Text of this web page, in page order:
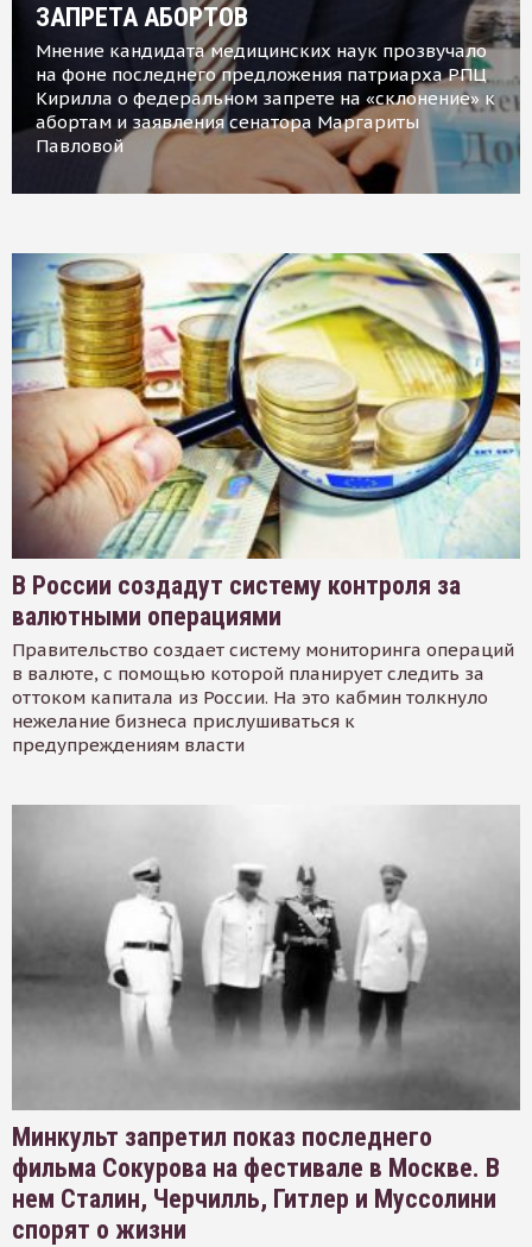
ЗАПРЕТА АБОРТОВ
Мнение кандидата медицинских наук прозвучало
на фоне последнего предложения патриарха РПЦ
Кирилла о федеральном запрете на «склонение» к
абортам и заявления сенатора Маргариты
Павловой
В России создадут систему контроля за
валютными операциями
Правительство создает систему мониторинга операций
в валюте, с помощью которой планирует следить за
оттоком капитала из России. На это кабмин толкнуло
нежелание бизнеса прислушиваться к
предупреждениям власти
Минкульт запретил показ последнего
фильма Сокурова на фестивале в Москве. В
нем Сталин, Черчилль, Гитлер и Муссолини
спорят о жизни